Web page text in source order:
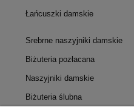
Łańcuszki damskie
Srebrne naszyjniki damskie
Biżuteria pozłacana
Naszyjniki damskie
Biżuteria ślubna